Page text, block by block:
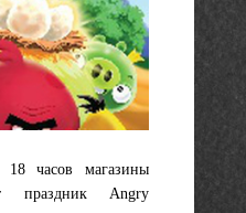
часов магазины
праздник Angry